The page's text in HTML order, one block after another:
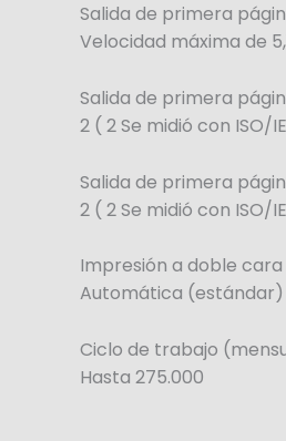
Salida de primera
Velocidad máxima de
Salida de primera
2 ( 2 Se midió con
Salida de primera
2 ( 2 Se midió con
Impresión a doble cara
Automática (estándar)
Ciclo de trabajo
Hasta 275.000